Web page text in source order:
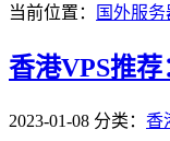
当前位置： 国外服务
香港VPS推
2023-01-08 分类： 香